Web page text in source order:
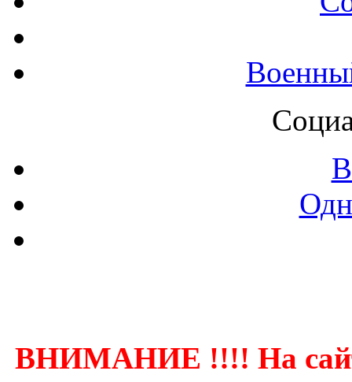
ВНИМАНИЕ !!!! На